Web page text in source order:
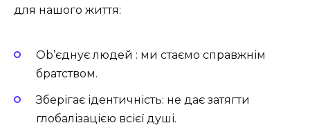
для нашого життя:
Ob’єднує людей : ми стаємо справжнім
братством.
Зберігає ідентичність: не дає затягти
глобалізацією всієї душі.